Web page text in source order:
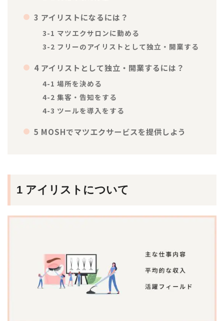
3 アイリストになるには？
3-1 マツエクサロンに勤める
3-2 フリーのアイリストとして独立・開業する
4 アイリストとして独立・開業するには？
4-1 場所を決める
4-2 集客・告知をする
4-3 ツールを導入をする
5 MOSHでマツエクサービスを提供しよう
1 アイリストについて